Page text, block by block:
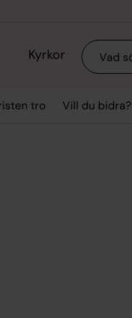
Kyrkor Sök
tro Vill du bidra?